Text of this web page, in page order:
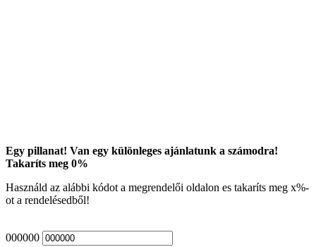
Egy pillanat! Van egy különleges ajánlatunk a számodra!
Takaríts meg 0%
Használd az alábbi kódot a megrendelői oldalon es takaríts meg x%-
ot a rendelésedből!
000000